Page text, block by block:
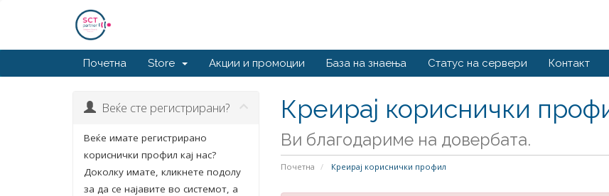
Почетна Store Акции и промоции База на знаења Статус на сервери Контакт
Креирај кориснички
Ви благодариме на довербата.
Почетна Креирај кориснички профил
Веќе сте регистрирани?
Веќе имате регистрирано
кориснички профил кај нас?
Доколку имате, кликнете подолу
за да се најавите во системот, а